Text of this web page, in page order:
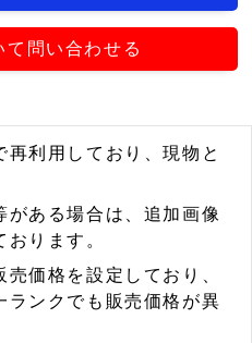
て問い合わせる
再利用しており、現物と
がある場合は、追加画像
ります。
売価格を設定しており、
ランクでも販売価格が異